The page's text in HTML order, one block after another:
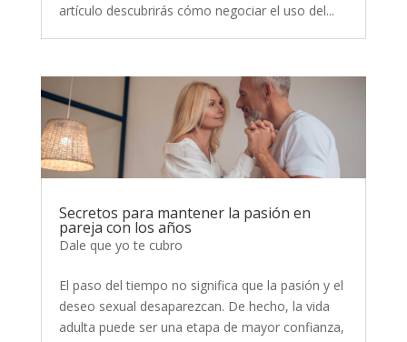
artículo descubrirás cómo negociar el uso del...
Secretos para mantener la pasión en
pareja con los años
Dale que yo te cubro
El paso del tiempo no significa que la pasión y el
deseo sexual desaparezcan. De hecho, la vida
adulta puede ser una etapa de mayor confianza,